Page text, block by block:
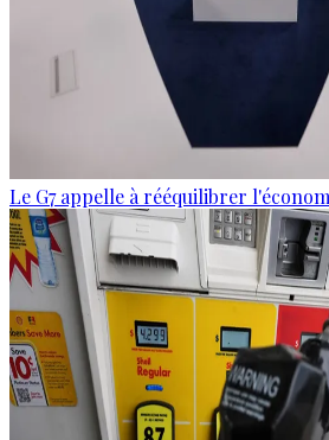
Le G7 appelle à rééquilibrer